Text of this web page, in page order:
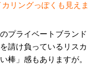
リングっぽくも見えま
プライベートブランド
請け負っているリスカ
棒」感もありますが。